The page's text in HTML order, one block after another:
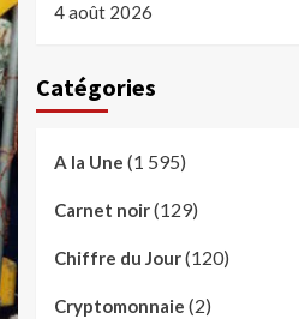
4 août 2026
Catégories
A la Une (1 595)
Carnet noir(129)
Chiffre du Jour(120)
Cryptomonnaie (2)